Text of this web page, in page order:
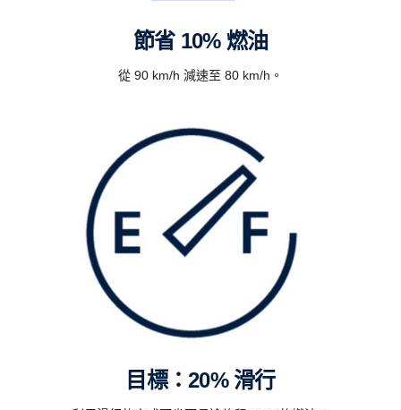
節省 10% 燃油
從 90 km/h 減速至 80 km/h。
目標：20% 滑行